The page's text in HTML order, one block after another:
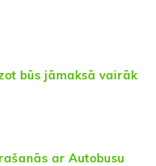
būs jāmaksā vairāk
ar Autobusu